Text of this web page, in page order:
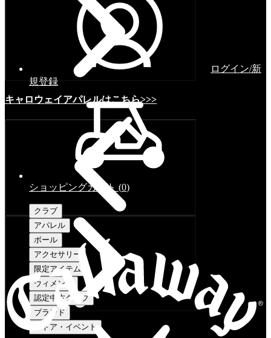
キャロウェイアパレルはこちら>>>
ログイン/新
規登録
ショッピングカート (0)
クラブ
アパレル
ボール
アクセサリー
限定アイテム
ウィメンズ
認定中古クラブ
ブランド
ストア・イベント